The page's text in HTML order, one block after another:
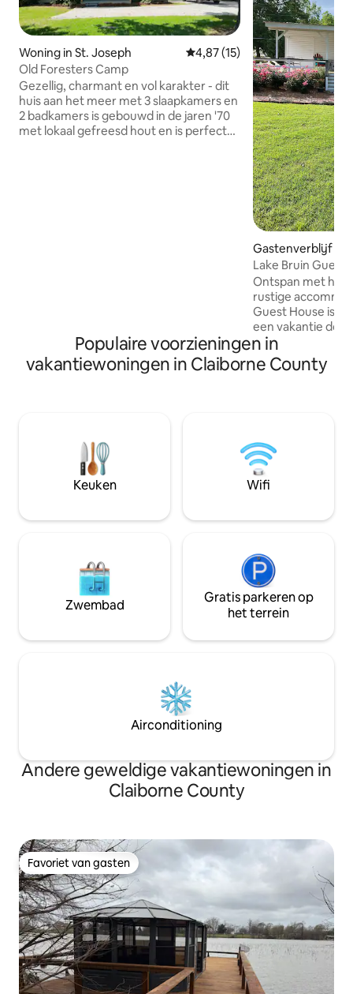
Woning in St. Joseph Gemiddelde beoordeling van
4,87 (15)
Old Foresters Camp
Gezellig, charmant en vol karakter - dit
huis aan het meer met 3 slaapkamers en
2 badkamers is gebouwd in de jaren '70
met lokaal gefreesd hout en is perfect
Gastenverblijf in
Lake Bruin Guest
Ontspan met het
rustige
Guest House is
een vakantie
familie en
zwemmen,
ontspannen op
ten zuiden van
ligt in Tensas
Neem een kijkje
vinden om je te
Populaire voorzieningen in
vakantiewoningen in Claiborne County
Keuken Wifi
Zwembad
Gratis parkeren op
het terrein
Airconditioning
Andere geweldige vakantiewoningen in
Claiborne County
Favoriet van gasten
Favoriet van gasten